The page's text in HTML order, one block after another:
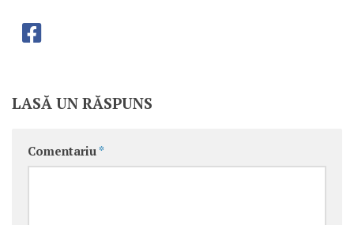
LASĂ UN RĂSPUNS
Comentariu *